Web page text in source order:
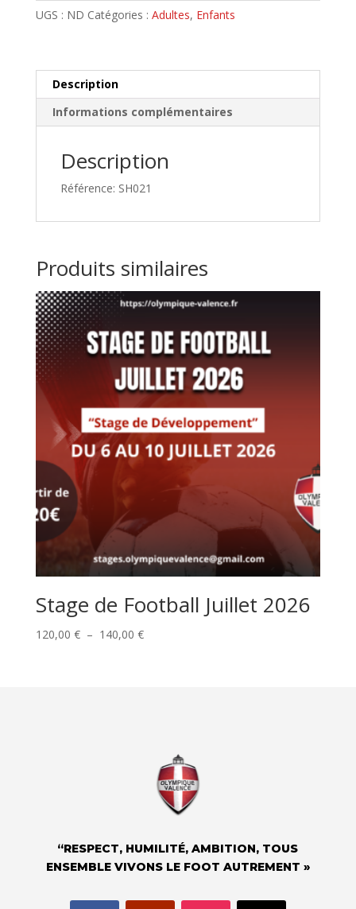
UGS : ND Catégories : Adultes, Enfants
Description
Informations complémentaires
Description
Référence: SH021
Produits similaires
Stage de Football Juillet 2026
120,00 € – 140,00 €Plage
“RESPECT, HUMILITÉ, AMBITION, TOUS
ENSEMBLE VIVONS LE FOOT AUTREMENT »